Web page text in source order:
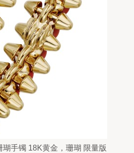
手镯 18K黄金，珊瑚 限量版